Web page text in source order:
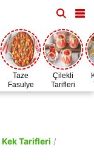
Taze
Fasulye
Zamanı
Çilekli
Tarifleri
Kek Tarifleri /